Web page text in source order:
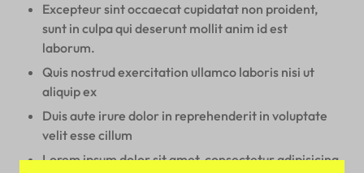
Excepteur sint occaecat cupidatat non proident,
sunt in culpa qui deserunt mollit anim id est
laborum.
Quis nostrud exercitation ullamco laboris nisi ut
aliquip ex
Duis aute irure dolor in reprehenderit in voluptate
velit esse cillum
Lorem ipsum dolor sit amet, consectetur adipisicing